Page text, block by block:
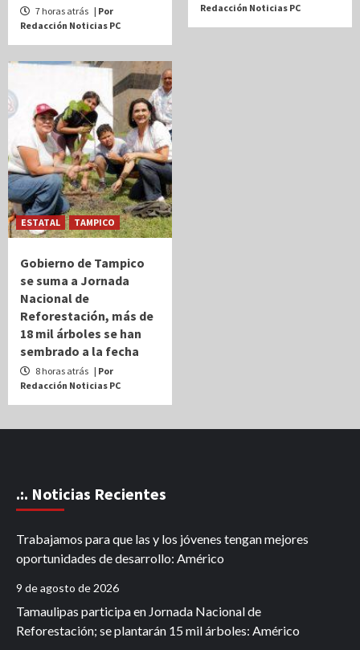
7 horas atrás | Por
Redacción Noticias PC
Redacción Noticias PC
ESTATAL TAMPICO
Gobierno de Tampico
se suma a Jornada
Nacional de
Reforestación, más de
18 mil árboles se han
sembrado a la fecha
8 horas atrás | Por
Redacción Noticias PC
.:. Noticias Recientes
Trabajamos para que las y los jóvenes tengan mejores
oportunidades de desarrollo: Américo
9 de agosto de 2026
Tamaulipas participa en Jornada Nacional de
Reforestación; se plantarán 15 mil árboles: Américo